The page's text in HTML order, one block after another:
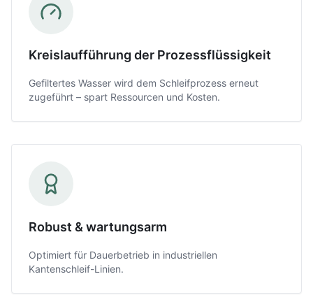
Kreislaufführung der Prozessflüssigkeit
Gefiltertes Wasser wird dem Schleifprozess erneut
zugeführt – spart Ressourcen und Kosten.
Robust & wartungsarm
Optimiert für Dauerbetrieb in industriellen
Kantenschleif-Linien.